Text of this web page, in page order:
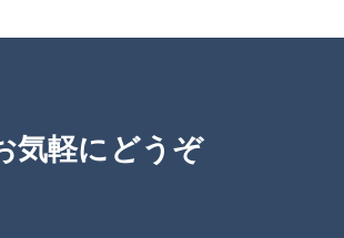
気軽にどうぞ